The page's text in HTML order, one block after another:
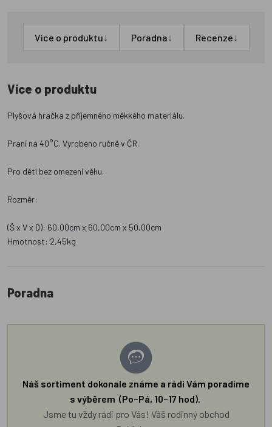
Více o produktu↓ Poradna↓ Recenze↓
Více o produktu
Plyšová hračka z příjemného měkkého materiálu.
Praní na 40°C. Vyrobeno ručně v ČR.
Pro děti bez omezení věku.
Rozměr:
(Š x V x D): 60,00cm x 60,00cm x 50,00cm
Hmotnost: 2,45kg
Poradna
Náš sortiment dokonale známe a rádi Vám poradíme
s výběrem (Po–Pá, 10–17 hod).
Jsme tu vždy rádi pro Vás! Váš rodinný obchod